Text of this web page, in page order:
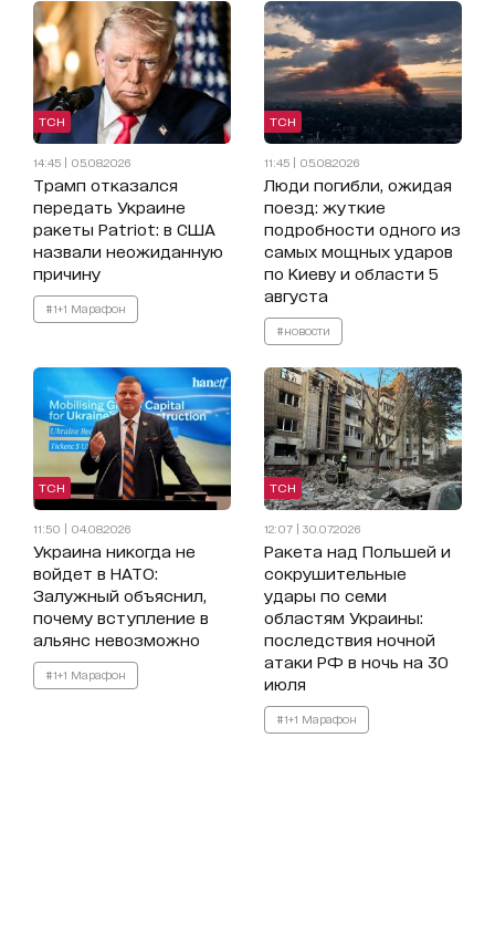
ТСН
14:45 | 05.08.2026
Трамп отказался
передать Украине
ракеты Patriot: в США
назвали неожиданную
причину
#1+1 Марафон
ТСН
11:45 | 05.08.2026
Люди погибли, ожидая
поезд: жуткие
подробности одного из
самых мощных ударов
по Киеву и области 5
августа
#новости
ТСН
11:50 | 04.08.2026
Украина никогда не
войдет в НАТО:
Залужный объяснил,
почему вступление в
альянс невозможно
#1+1 Марафон
ТСН
12:07 | 30.07.2026
Ракета над Польшей и
сокрушительные
удары по семи
областям Украины:
последствия ночной
атаки РФ в ночь на 30
июля
#1+1 Марафон